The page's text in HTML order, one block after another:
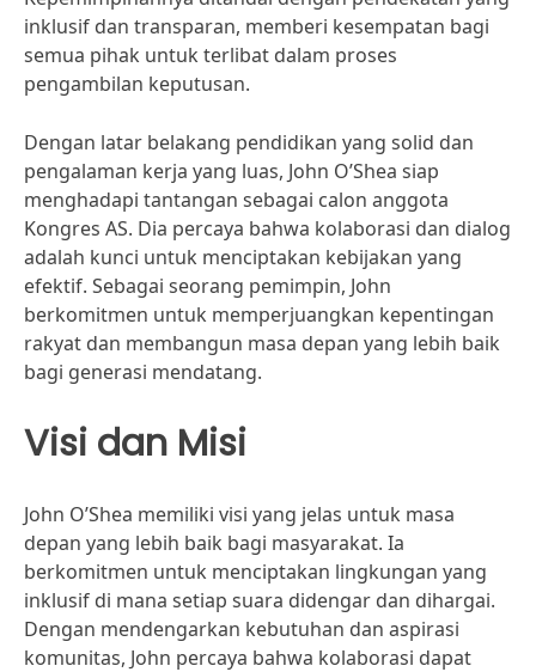
inklusif dan transparan, memberi kesempatan bagi
semua pihak untuk terlibat dalam proses
pengambilan keputusan.
Dengan latar belakang pendidikan yang solid dan
pengalaman kerja yang luas, John O’Shea siap
menghadapi tantangan sebagai calon anggota
Kongres AS. Dia percaya bahwa kolaborasi dan dialog
adalah kunci untuk menciptakan kebijakan yang
efektif. Sebagai seorang pemimpin, John
berkomitmen untuk memperjuangkan kepentingan
rakyat dan membangun masa depan yang lebih baik
bagi generasi mendatang.
Visi dan Misi
John O’Shea memiliki visi yang jelas untuk masa
depan yang lebih baik bagi masyarakat. Ia
berkomitmen untuk menciptakan lingkungan yang
inklusif di mana setiap suara didengar dan dihargai.
Dengan mendengarkan kebutuhan dan aspirasi
komunitas, John percaya bahwa kolaborasi dapat